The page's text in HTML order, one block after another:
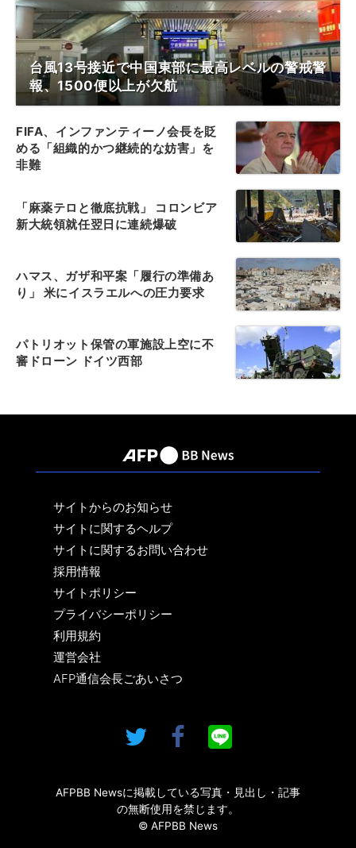
台風13号接近で中国東部に最高レベルの警戒警
報、1500便以上が欠航
FIFA、インファンティーノ会長を貶
める「組織的かつ継続的な妨害」を
非難
「麻薬テロと徹底抗戦」 コロンビア
新大統領就任翌日に連続爆破
ハマス、ガザ和平案「履行の準備あ
り」 米にイスラエルへの圧力要求
パトリオット保管の軍施設上空に不
審ドローン ドイツ西部
サイトからのお知らせ
サイトに関するヘルプ
サイトに関するお問い合わせ
採用情報
サイトポリシー
プライバシーポリシー
利用規約
運営会社
AFP通信会長ごあいさつ
AFPBB Newsに掲載している写真・見出し・記事
の無断使用を禁じます。
© AFPBB News